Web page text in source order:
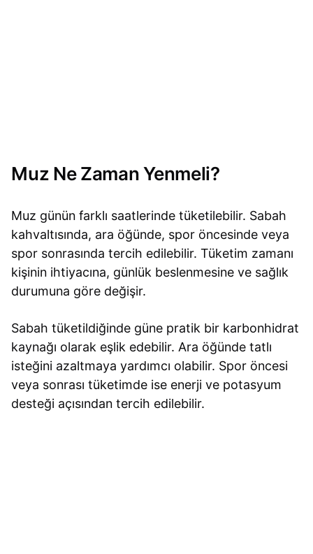
Muz Ne Zaman Yenmeli?
Muz günün farklı saatlerinde tüketilebilir. Sabah
kahvaltısında, ara öğünde, spor öncesinde veya
spor sonrasında tercih edilebilir. Tüketim zamanı
kişinin ihtiyacına, günlük beslenmesine ve sağlık
durumuna göre değişir.
Sabah tüketildiğinde güne pratik bir karbonhidrat
kaynağı olarak eşlik edebilir. Ara öğünde tatlı
isteğini azaltmaya yardımcı olabilir. Spor öncesi
veya sonrası tüketimde ise enerji ve potasyum
desteği açısından tercih edilebilir.